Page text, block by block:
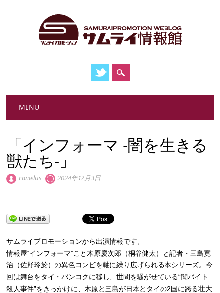
Main menu
MENU
「インフォーマ -闇を生きる
獣たち-」
camelus 2024年12月3日
サムライプロモーションから出演情報です。
情報屋“インフォーマ”こと木原慶次郎（桐谷健太）と記者・ 三島寛
治（佐野玲於）の異色コンビを軸に繰り広げられる本シリーズ。今
回は舞台をタイ・バンコクに移し、世間を騒がせている“闇バイト
殺人事件”をきっかけに、 木原と三島が日本とタイの2国に跨る壮大